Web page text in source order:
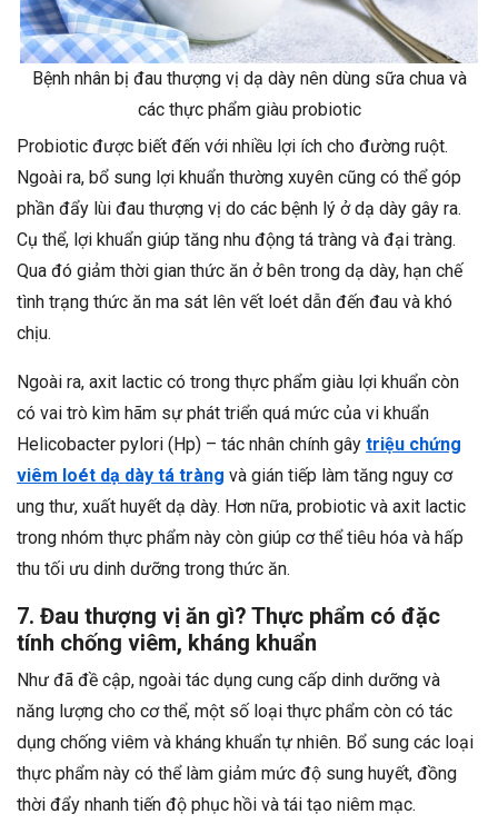
Bệnh nhân bị đau thượng vị dạ dày nên dùng sữa chua và
các thực phẩm giàu probiotic
Probiotic được biết đến với nhiều lợi ích cho đường ruột.
Ngoài ra, bổ sung lợi khuẩn thường xuyên cũng có thể góp
phần đẩy lùi đau thượng vị do các bệnh lý ở dạ dày gây ra.
Cụ thể, lợi khuẩn giúp tăng nhu động tá tràng và đại tràng.
Qua đó giảm thời gian thức ăn ở bên trong dạ dày, hạn chế
tình trạng thức ăn ma sát lên vết loét dẫn đến đau và khó
chịu.
Ngoài ra, axit lactic có trong thực phẩm giàu lợi khuẩn còn
có vai trò kìm hãm sự phát triển quá mức của vi khuẩn
Helicobacter pylori (Hp) – tác nhân chính gây triệu chứng
viêm loét dạ dày tá tràng và gián tiếp làm tăng nguy cơ
ung thư, xuất huyết dạ dày. Hơn nữa, probiotic và axit lactic
trong nhóm thực phẩm này còn giúp cơ thể tiêu hóa và hấp
thu tối ưu dinh dưỡng trong thức ăn.
7. Đau thượng vị ăn gì? Thực phẩm có đặc
tính chống viêm, kháng khuẩn
Như đã đề cập, ngoài tác dụng cung cấp dinh dưỡng và
năng lượng cho cơ thể, một số loại thực phẩm còn có tác
dụng chống viêm và kháng khuẩn tự nhiên. Bổ sung các loại
thực phẩm này có thể làm giảm mức độ sung huyết, đồng
thời đẩy nhanh tiến độ phục hồi và tái tạo niêm mạc.